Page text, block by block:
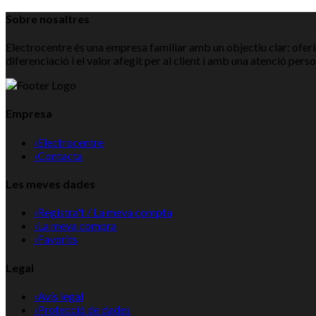
Sobre nosaltres
Electrocentre és una empresa familiar amb un objectiu clar:
diferenciació i el valor afegit per al client i amb una atenció
Empresa
›Electrocentre
›Contacta
Les meves dades
›Registra't / La meva compta
›La meva compra
›Favorits
Legal
›Avís legal
›Protecció de dades